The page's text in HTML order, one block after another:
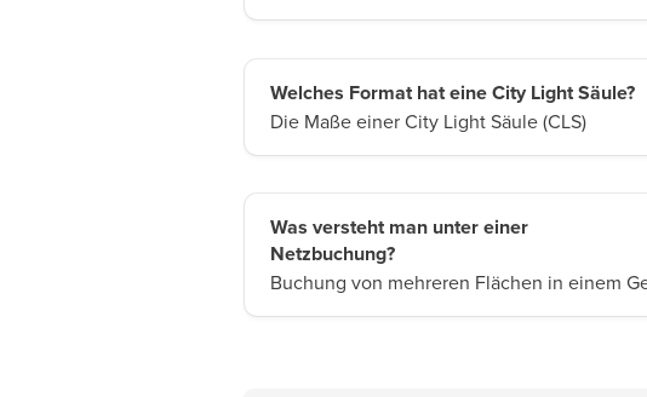
Welches Format hat eine City Light Säule?
Die Maße einer City Light Säule (CLS)
Was versteht man unter einer
Netzbuchung?
Buchung von mehreren Flächen in einem